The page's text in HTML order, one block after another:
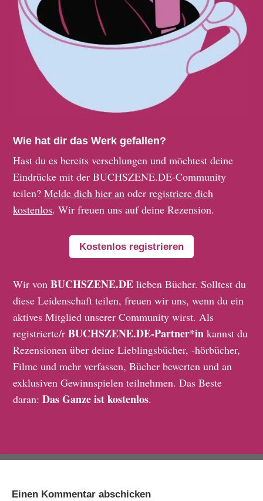
Wie hat dir das Werk gefallen?
Hast du es bereits verschlungen und möchtest deine
Eindrücke mit der BUCHSZENE.DE-Community
teilen?Melde dich hier an oderregistriere dich
kostenlos. Wir freuen uns auf deine Rezension.
Kostenlos registrieren
Wir vonBUCHSZENE.DE lieben Bücher. Solltest du
diese Leidenschaft teilen, freuen wir uns, wenn du ein
aktives Mitglied unserer Community wirst. Als
registrierte/rBUCHSZENE.DE-Partner*in kannst du
Rezensionen über deine Lieblingsbücher, -hörbücher,
Filme und mehr verfassen, Bücher bewerten und an
exklusiven Gewinnspielen teilnehmen. Das Beste
daran:Das Ganze ist kostenlos.
Einen Kommentar abschicken